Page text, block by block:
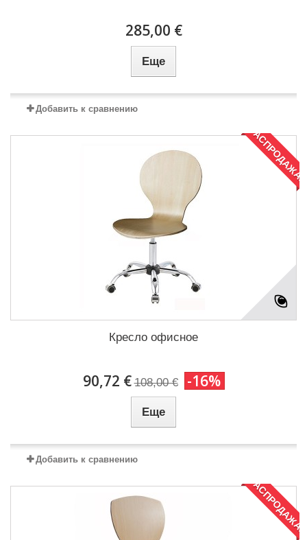
285,00 €
Еще
Добавить к сравнению
РАСПРОДАЖА!
Кресло офисное
90,72 € 108,00 € -16%
Еще
Добавить к сравнению
РАСПРОДАЖА!